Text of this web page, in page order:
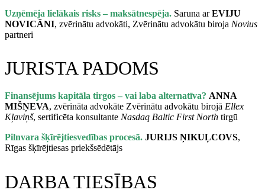
Uzņēmēja lielākais risks – maksātnespēja. Saruna arEVIJU
NOVICĀNI, zvērinātu advokāti, Zvērinātu advokātu biroja Novius
partneri
JURISTA PADOMS
Finansējums kapitāla tirgos – vai laba alternatīva? ANNA
MIŠŅEVA, zvērināta advokāte Zvērinātu advokātu birojā Ellex
Kļaviņš, sertificēta konsultante Nasdaq Baltic First North tirgū
Pilnvara šķīrējtiesvedības procesā. JURIJS ŅIKUĻCOVS,
Rīgas šķīrējtiesas priekšsēdētājs
DARBA TIESĪBAS